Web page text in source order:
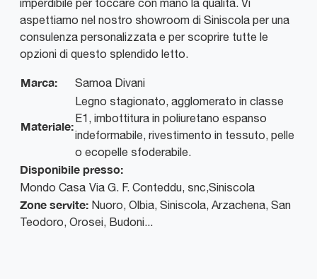
imperdibile per toccare con mano la qualità. Vi
aspettiamo nel nostro showroom di Siniscola per una
consulenza personalizzata e per scoprire tutte le
opzioni di questo splendido letto.
Marca: Samoa Divani
Materiale:
Legno stagionato, agglomerato in classe
E1, imbottitura in poliuretano espanso
indeformabile, rivestimento in tessuto, pelle
o ecopelle sfoderabile.
Disponibile presso:
Mondo Casa Via G. F. Conteddu, snc,Siniscola
Zone servite: Nuoro, Olbia, Siniscola, Arzachena, San
Teodoro, Orosei, Budoni...